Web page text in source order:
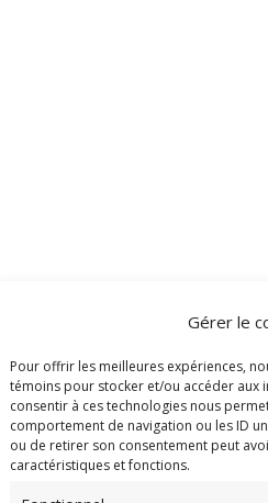
Gérer le
Pour offrir les meilleures expériences,
témoins pour stocker et/ou accéder aux
consentir à ces technologies nous
comportement de navigation ou les ID
ou de retirer son consentement peut
caractéristiques et fonctions.